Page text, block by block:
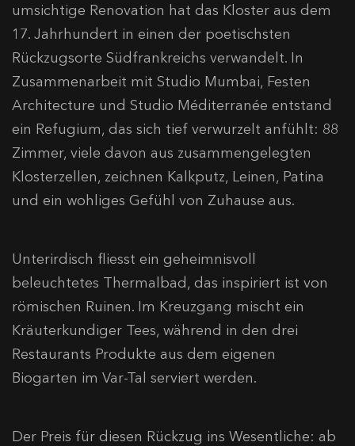
umsichtige Renovation hat das Kloster aus dem
17. Jahrhundert in einen der poetischsten
Rückzugsorte Südfrankreichs verwandelt. In
Zusammenarbeit mit Studio Mumbai, Festen
Architecture und Studio Méditerranée entstand
ein Refugium, das sich tief verwurzelt anfühlt: 88
Zimmer, viele davon aus zusammengelegten
Klosterzellen, zeichnen Kalkputz, Leinen, Patina
und ein wohliges Gefühl von Zuhause aus.
Unterirdisch fliesst ein geheimnisvoll
beleuchtetes Thermalbad, das inspiriert ist von
römischen Ruinen. Im Kreuzgang mischt ein
Kräuterkundiger Tees, während in den drei
Restaurants Produkte aus dem eigenen
Biogarten im Var-Tal serviert werden.
Der Preis für diesen Rückzug ins Wesentliche: ab